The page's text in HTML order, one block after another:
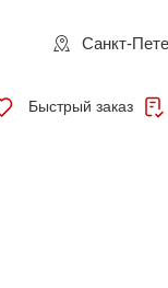
Санкт-
Быстрый заказ